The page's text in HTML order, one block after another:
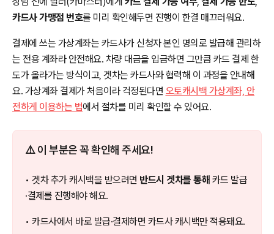
카드사 가맹점 번호를 미리 확인해두면 진행이 한결 매끄러워요.
결제에 쓰는 가상계좌는 카드사가 신청자 본인 명의로 발급해 관리하
는 전용 계좌라 안전해요. 차량 대금을 입금하면 그만큼 카드 결제 한
도가 올라가는 방식이고, 겟차는 카드사와 협력해 이 과정을 안내해
요. 가상계좌 결제가 처음이라 걱정된다면 오토캐시백 가상계좌, 안
전하게 이용하는 법에서 절차를 미리 확인할 수 있어요.
⚠️ 이 부분은 꼭 확인해 주세요!
• 겟차 추가 캐시백을 받으려면 반드시 겟차를 통해 카드 발급
·결제를 진행해야 해요.
• 카드사에서 바로 발급·결제하면 카드사 캐시백만 적용돼요.